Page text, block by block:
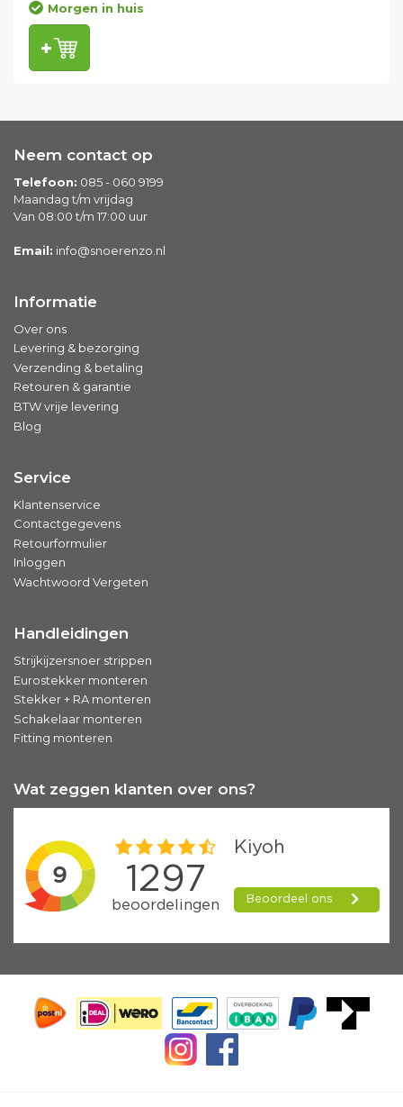
Morgen in huis
Neem contact op
Telefoon: 085 - 060 9199
Maandag t/m vrijdag
Van 08:00 t/m 17:00 uur
Email: info@snoerenzo.nl
Informatie
Over ons
Levering & bezorging
Verzending & betaling
Retouren & garantie
BTW vrije levering
Blog
Service
Klantenservice
Contactgegevens
Retourformulier
Inloggen
Wachtwoord Vergeten
Handleidingen
Strijkijzersnoer strippen
Eurostekker monteren
Stekker + RA monteren
Schakelaar monteren
Fitting monteren
Wat zeggen klanten over ons?